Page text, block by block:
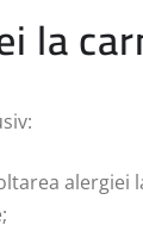
la
alergiei